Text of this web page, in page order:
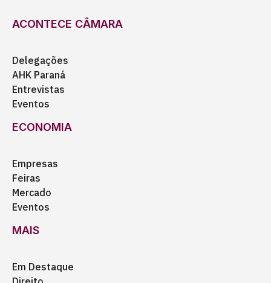
ACONTECE CÂMARA
Delegações
AHK Paraná
Entrevistas
Eventos
ECONOMIA
Empresas
Feiras
Mercado
Eventos
MAIS
Em Destaque